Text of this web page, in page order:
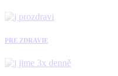
PRE ZDRAVIE